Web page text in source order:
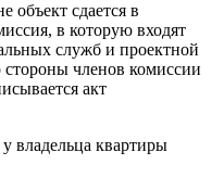
объект сдается в
в которую входят
служб и проектной
членов комиссии
акт
владельца квартиры